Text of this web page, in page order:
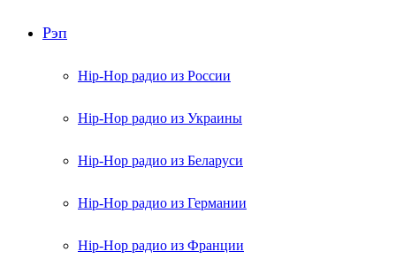
Рэп
Hip-Hop радио из России
Hip-Hop радио из Украины
Hip-Hop радио из Беларуси
Hip-Hop радио из Германии
Hip-Hop радио из Франции